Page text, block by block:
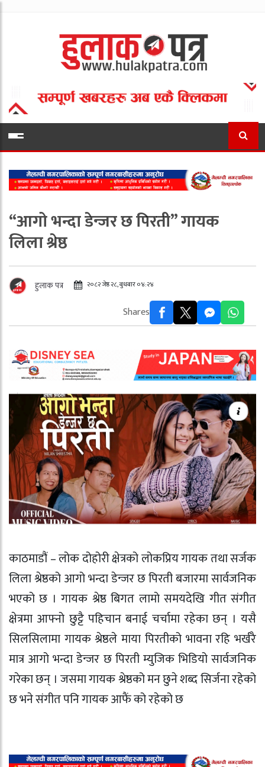
“आगो भन्दा डेन्जर छ पिरती” गायक
लिला श्रेष्ठ
हुलाक पत्र २०८२ जेष्ठ २८, बुधबार ०४:२४
Shares
काठमाडौं – लोक दोहोरी क्षेत्रको लोकप्रिय गायक तथा सर्जक
लिला श्रेष्ठको आगो भन्दा डेन्जर छ पिरती बजारमा सार्वजनिक
भएको छ । गायक श्रेष्ठ बिगत लामो समयदेखि गीत संगीत
क्षेत्रमा आफ्नो छुट्टै पहिचान बनाई चर्चामा रहेका छन् । यसै
सिलसिलामा गायक श्रेष्ठले माया पिरतीको भावना रहि भर्खरै
मात्र आगो भन्दा डेन्जर छ पिरती म्युजिक भिडियो सार्वजनिक
गरेका छन् । जसमा गायक श्रेष्ठको मन छुने शब्द सिर्जना रहेको
छ भने संगीत पनि गायक आफैं को रहेको छ